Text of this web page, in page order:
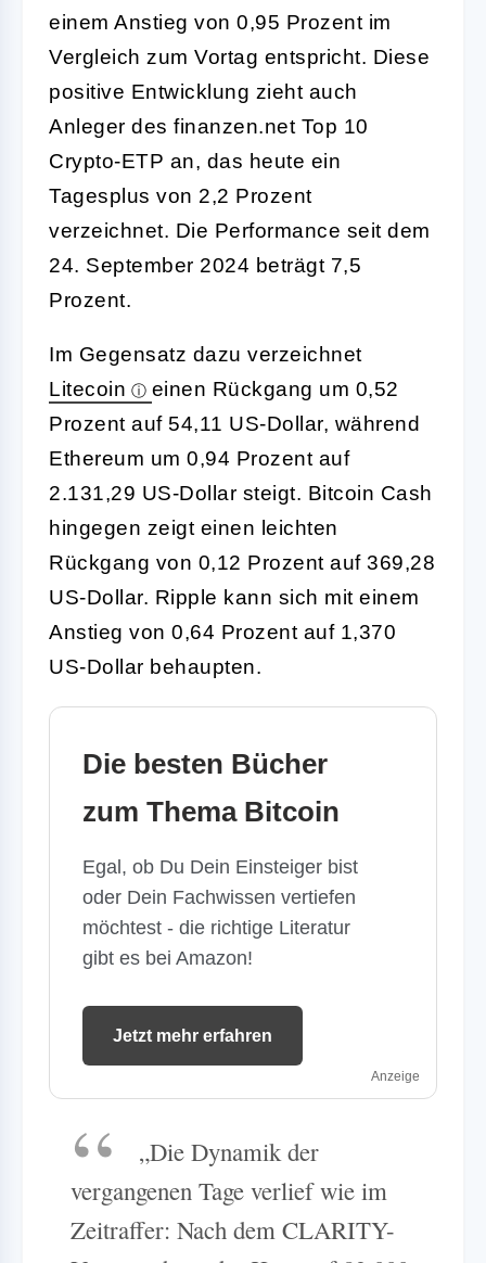
einem Anstieg von 0,95 Prozent im
Vergleich zum Vortag entspricht. Diese
positive Entwicklung zieht auch
Anleger des finanzen.net Top 10
Crypto-ETP an, das heute ein
Tagesplus von 2,2 Prozent
verzeichnet. Die Performance seit dem
24. September 2024 beträgt 7,5
Prozent.
Im Gegensatz dazu verzeichnet
Litecoin
einen Rückgang um 0,52
Prozent auf 54,11 US-Dollar, während
Ethereum um 0,94 Prozent auf
2.131,29 US-Dollar steigt. Bitcoin Cash
hingegen zeigt einen leichten
Rückgang von 0,12 Prozent auf 369,28
US-Dollar. Ripple kann sich mit einem
Anstieg von 0,64 Prozent auf 1,370
US-Dollar behaupten.
Die besten Bücher
zum Thema Bitcoin
Egal, ob Du Dein Einsteiger bist
oder Dein Fachwissen vertiefen
möchtest - die richtige Literatur
gibt es bei Amazon!
Jetzt mehr erfahren
Anzeige
„Die Dynamik der
vergangenen Tage verlief wie im
Zeitraffer: Nach dem CLARITY-